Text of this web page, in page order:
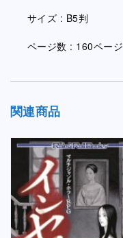
サイズ : B5判
ページ数 : 160ページ
関連商品